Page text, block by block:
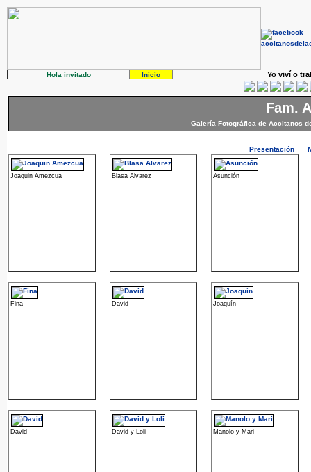
Hola invitado Inicio Yo viví o
Fam.
Galería Fotográfica de Accitanos
Presentación
Joaquin Amezcua Blasa Alvarez Asunción
Fina David Joaquín
David David y Loli Manolo y Mari